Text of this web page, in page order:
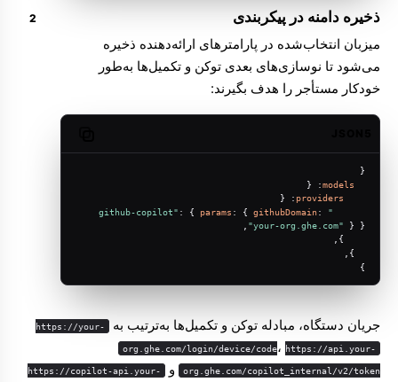
ذخیره دامنه در پیکربندی
میزبان انتخاب‌شده در پارامترهای ارائه‌دهنده ذخیره
می‌شود تا نوسازی‌های بعدی توکن و تکمیل‌ها به‌طور
خودکار مستأجر را هدف بگیرند:
{
models
: {
providers
: {
"github-copilot"
: { params : { githubDomain
"your-org.ghe.com" } },
}
جریان دستگاه، مبادله توکن و تکمیل‌ها به‌ترتیب به https://your-
org.ghe.com/login/device/code، https://api.your-
org.ghe.com/copilot_internal/v2/token و https://copilot-api.your-